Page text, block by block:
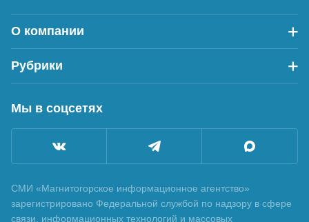
О компании
Рубрики
Мы в соцсетях
СМИ «Магнитогорское информационное агентство»
зарегистрировано Федеральной службой по надзору в сфере
связи, информационных технологий и массовых